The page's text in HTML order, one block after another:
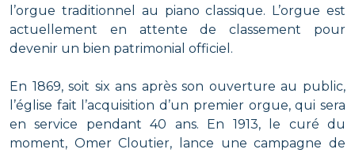
l’orgue traditionnel au piano classique. L’orgue est
actuellement en attente de classement pour
devenir un bien patrimonial officiel.
En 1869, soit six ans après son ouverture au public,
l’église fait l’acquisition d’un premier orgue, qui sera
en service pendant 40 ans. En 1913, le curé du
moment, Omer Cloutier, lance une campagne de